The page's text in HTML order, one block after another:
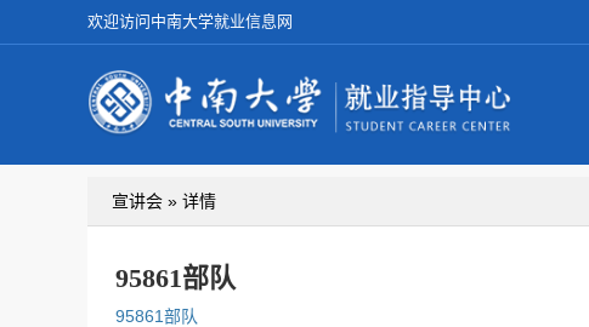
欢迎访问中南大学就业信息网
宣讲会 » 详情
95861部队
95861部队